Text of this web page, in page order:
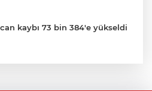
kaybı 73 bin 384'e yükseldi